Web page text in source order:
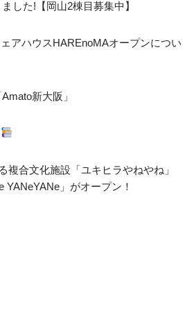
した!【岡山2棟目募集中】
アハウスHAREnoMAオープンについ
新大阪」
複合文化施設「ユキヒラやねやね」
YANeYANe」がオープン！